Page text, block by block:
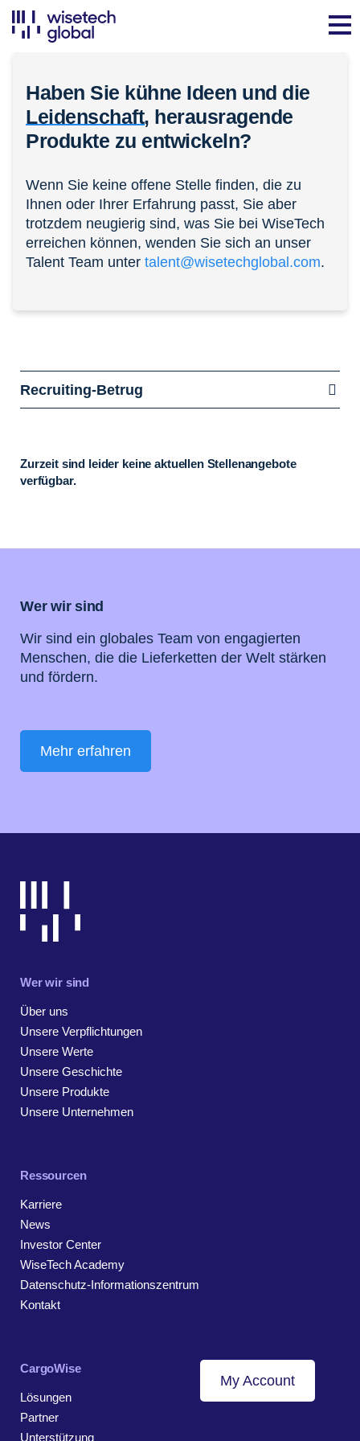
Haben Sie kühne Ideen und die
Leidenschaft, herausragende
Produkte zu entwickeln?
Wenn Sie keine offene Stelle finden, die zu
Ihnen oder Ihrer Erfahrung passt, Sie aber
trotzdem neugierig sind, was Sie bei WiseTech
erreichen können, wenden Sie sich an unser
Talent Team unter talent@wisetechglobal.com.
Recruiting-Betrug
Zurzeit sind leider keine aktuellen Stellenangebote
verfügbar.
Wer wir sind
Wir sind ein globales Team von engagierten
Menschen, die die Lieferketten der Welt stärken
und fördern.
Mehr erfahren
Wer wir sind
Über uns
Unsere Verpflichtungen
Unsere Werte
Unsere Geschichte
Unsere Produkte
Unsere Unternehmen
Ressourcen
Karriere
News
Investor Center
WiseTech Academy
Datenschutz-Informationszentrum
Kontakt
CargoWise
Lösungen
Partner
Unterstützung
My Account